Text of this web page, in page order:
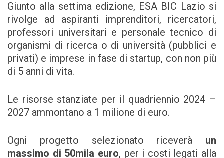
Giunto alla settima edizione, ESA BIC Lazio si
rivolge ad aspiranti imprenditori, ricercatori,
professori universitari e personale tecnico di
organismi di ricerca o di università (pubblici e
privati) e imprese in fase di startup, con non più
di 5 anni di vita.
Le risorse stanziate per il quadriennio 2024 –
2027 ammontano a 1 milione di euro.
Ogni progetto selezionato riceverà un
massimo di 50mila euro, per i costi legati alla